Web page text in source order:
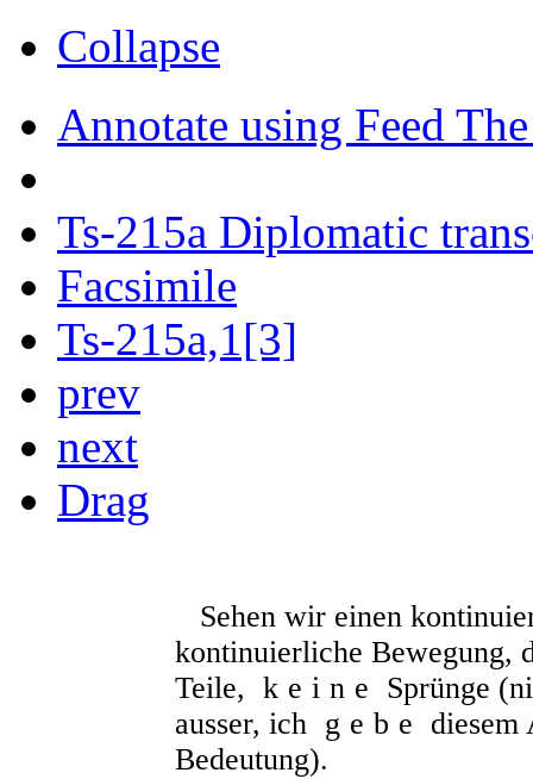
Collapse
Annotate using Feed
Ts-215a Diplomatic
Facsimile
Ts-215a,1[3]
prev
next
Drag
Sehen wir einen
kontinuierliche Bewegung,
Teile, keine Sprünge
ausser, ich gebe diesem
Bedeutung).